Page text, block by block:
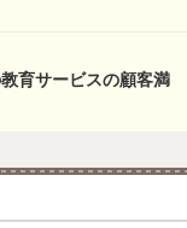
育サービスの顧客満